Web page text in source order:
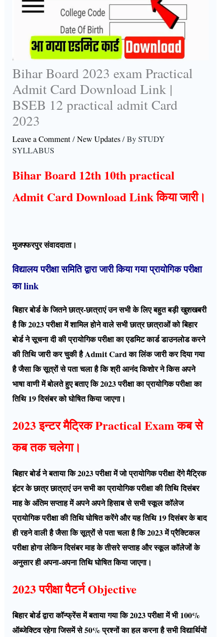
Bihar Board 2023 exam Practical
Admit Card Download Link |
BSEB 12 practical admit Card
2023
Leave a Comment/New Updates/ BySTUDY
SYLLABUS
Bihar Board 12th 10th practical
Admit Card Download Link किया जारी।
मुजफ्फरपुर संवाददाता।
विद्यालय परीक्षा समिति द्वारा जारी किया गया प्रायोगिक परीक्षा
का link
बिहार बोर्ड के जितने छात्र-छात्राएं उन सभी के लिए बहुत बड़ी खुशखबरी
है कि 2023 परीक्षा में शामिल होने वाले सभी छात्र छात्राओं को बिहार
बोर्ड ने सूचना दी की प्रायोगिक परीक्षा का एडमिट कार्ड डाउनलोड करने
की तिथि जारी कर चुकी है Admit Card का लिंक जारी कर दिया गया
है जैसा कि सूत्रों से पता चला है कि श्री आनंद किशोर ने किस अपने
भाषा वाणी में बोलते हुए बताए कि 2023 परीक्षा का प्रायोगिक परीक्षा का
तिथि 19 दिसंबर को घोषित किया जाएगा।
2023 इन्टर मैट्रिक Practical Exam कब से
कब तक चलेगा।
बिहार बोर्ड ने बताया कि 2023 परीक्षा में जो प्रायोगिक परीक्षा देंगे मैट्रिक
इंटर के छात्र छात्राएं उन सभी का प्रायोगिक परीक्षा की तिथि दिसंबर
माह के अंतिम सप्ताह में अपने अपने हिसाब से सभी स्कूल कॉलेज
प्रायोगिक परीक्षा की तिथि घोषित करेंगे और यह तिथि 19 दिसंबर के बाद
ही रहने वाली है जैसा कि सूत्रों से पता चला है कि 2023 में प्रैक्टिकल
परीक्षा होगा लेकिन दिसंबर माह के तीसरे सप्ताह और स्कूल कॉलेजों के
अनुसार ही अपना-अपना तिथि घोषित किया जाएगा।
2023 परीक्षा पैटर्न Objective
बिहार बोर्ड द्वारा कॉन्फ्रेंस में बताया गया कि 2023 परीक्षा में भी 100%
ऑब्जेक्टिव रहेगा जिसमें से 50% प्रश्नों का हल करना है सभी विद्यार्थियों